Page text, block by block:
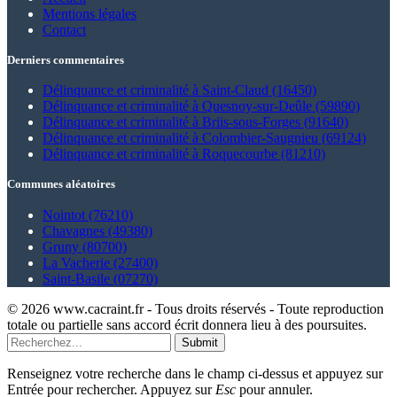
Mentions légales
Contact
Derniers commentaires
Délinquance et criminalité à Saint-Claud (16450)
Délinquance et criminalité à Quesnoy-sur-Deûle (59890)
Délinquance et criminalité à Briis-sous-Forges (91640)
Délinquance et criminalité à Colombier-Saugnieu (69124)
Délinquance et criminalité à Roquecourbe (81210)
Communes aléatoires
Nointot (76210)
Chavagnes (49380)
Gruny (80700)
La Vacherie (27400)
Saint-Basile (07270)
© 2026 www.cacraint.fr - Tous droits réservés - Toute reproduction
totale ou partielle sans accord écrit donnera lieu à des poursuites.
Submit
Renseignez votre recherche dans le champ ci-dessus et appuyez sur
Entrée pour rechercher. Appuyez sur Esc pour annuler.